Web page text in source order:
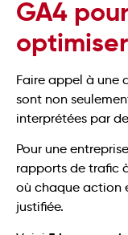
GA4
Faire appel à une
sont non
interprétées par
Pour une
rapports de trafic
où chaque action
justifiée.